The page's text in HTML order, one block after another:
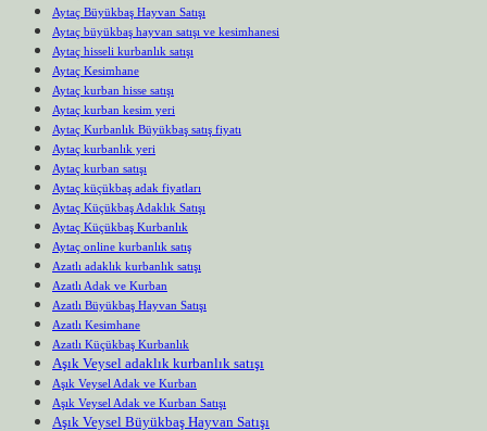
Aytaç Büyükbaş Hayvan Satışı
Aytaç büyükbaş hayvan satışı ve kesimhanesi
Aytaç hisseli kurbanlık satışı
Aytaç Kesimhane
Aytaç kurban hisse satışı
Aytaç kurban kesim yeri
Aytaç Kurbanlık Büyükbaş satış fiyatı
Aytaç kurbanlık yeri
Aytaç kurban satışı
Aytaç küçükbaş adak fiyatları
Aytaç Küçükbaş Adaklık Satışı
Aytaç Küçükbaş Kurbanlık
Aytaç online kurbanlık satış
Azatlı adaklık kurbanlık satışı
Azatlı Adak ve Kurban
Azatlı Büyükbaş Hayvan Satışı
Azatlı Kesimhane
Azatlı Küçükbaş Kurbanlık
Aşık Veysel adaklık kurbanlık satışı
Aşık Veysel Adak ve Kurban
Aşık Veysel Adak ve Kurban Satışı
Aşık Veysel Büyükbaş Hayvan Satışı